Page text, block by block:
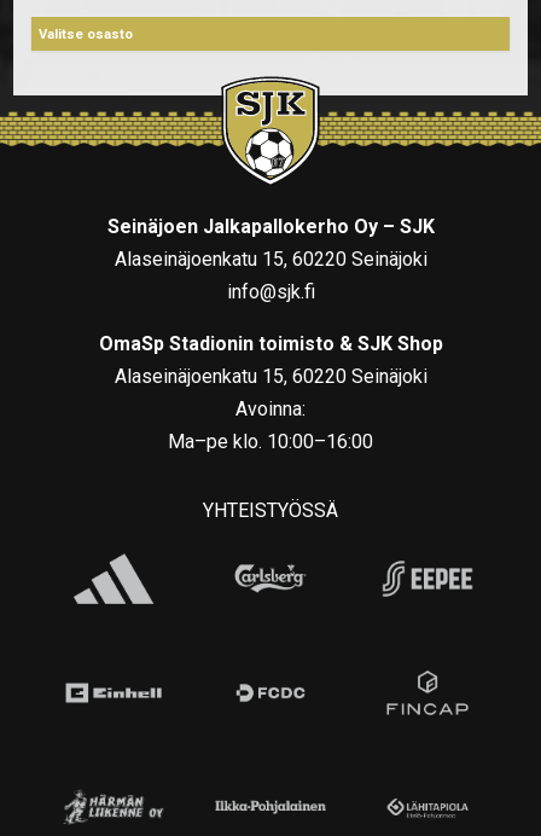
Seinäjoen Jalkapallokerho Oy – SJK
Alaseinäjoenkatu 15, 60220 Seinäjoki
info@sjk.fi
OmaSp Stadionin toimisto & SJK Shop
Alaseinäjoenkatu 15, 60220 Seinäjoki
Avoinna:
Ma–pe klo. 10:00–16:00
YHTEISTYÖSSÄ